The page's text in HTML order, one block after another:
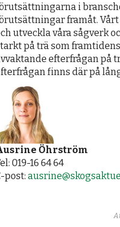
i
framåt.
utveckla våra sågverk
på trä som
efterfrågan på
finns där på
Öhrström
019-16 64 64
post: